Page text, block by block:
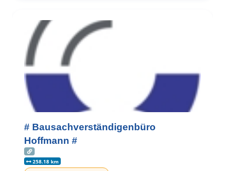
# Bausachverständigenbüro
Hoffmann #
258.18 km